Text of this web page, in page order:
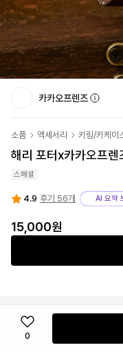
카카오프렌즈
소품 액세서리 키링/키케이
해리 포터x카카오프렌
스페셜
4.9 후기 56개 AI 요약
15,000원
0